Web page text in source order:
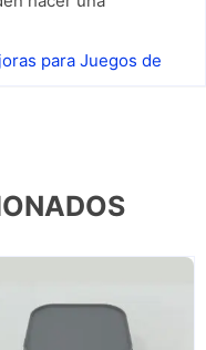
para Juegos de